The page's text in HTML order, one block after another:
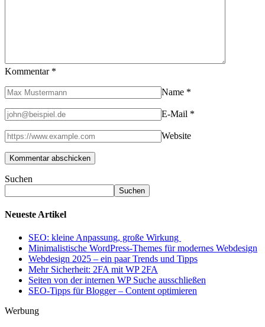
Kommentar *
Name *
E-Mail *
Website
Suchen
Suchen
Neueste Artikel
SEO: kleine Anpassung, große Wirkung
Minimalistische WordPress-Themes für modernes Webdesign
Webdesign 2025 – ein paar Trends und Tipps
Mehr Sicherheit: 2FA mit WP 2FA
Seiten von der internen WP Suche ausschließen
SEO-Tipps für Blogger – Content optimieren
Werbung